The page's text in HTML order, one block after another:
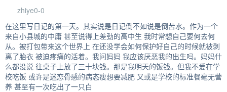
zhiye0-0
在这里写日记的第一天。其实说是日记倒不如说是倒苦水。作为一个
来自小县城的中庸 甚至说得上差劲的高中生 我时常想自己要何去何
从。被打包带来这个世界上 在还没学会如何保护好自己的时候就被剥
离了胎衣 被迫疼痛的活着。我问妈妈 我应该厌恶我的出生吗。妈妈什
么都没说 往桌子上放了三十块钱。那是我明天的饭钱。但我不爱在学
校吃饭 或许是迷恋骨感的病态瘦想要减肥 又或是学校的标准餐毫无营
养 甚至有一次吃出了一只白